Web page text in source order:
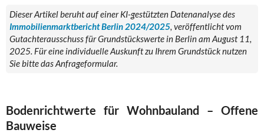
Dieser Artikel beruht auf einer KI-gestützten Datenanalyse des
Immobilienmarktbericht Berlin 2024/2025, veröffentlicht vom
Gutachterausschuss für Grundstückswerte in Berlin am August 11,
2025. Für eine individuelle Auskunft zu Ihrem Grundstück nutzen
Sie bitte das Anfrageformular.
Bodenrichtwerte für Wohnbauland – Offene
Bauweise